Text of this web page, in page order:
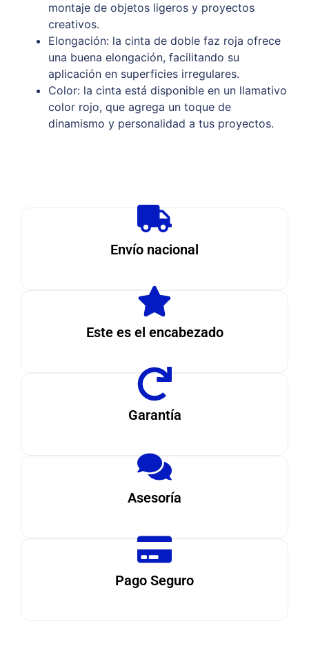
montaje de objetos ligeros y proyectos
creativos.
Elongación: la cinta de doble faz roja ofrece
una buena elongación, facilitando su
aplicación en superficies irregulares.
Color: la cinta está disponible en un llamativo
color rojo, que agrega un toque de
dinamismo y personalidad a tus proyectos.
Envío nacional
Este es el encabezado
Garantía
Asesoría
Pago Seguro